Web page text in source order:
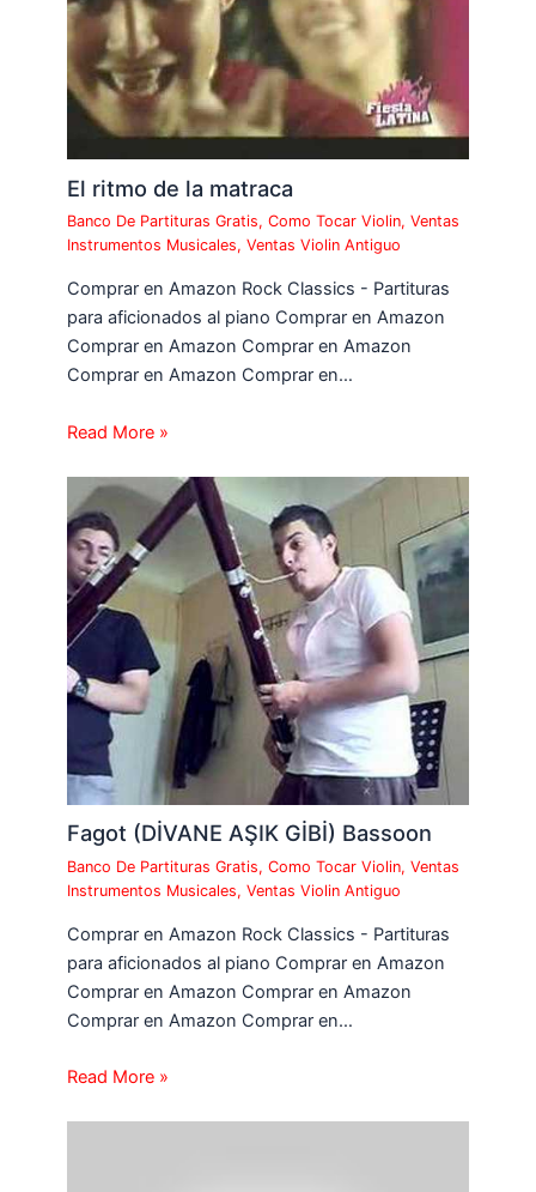
El ritmo de la matraca
Banco De Partituras Gratis,Como Tocar Violin,Ventas
Instrumentos Musicales,Ventas Violin Antiguo
Comprar en Amazon Rock Classics - Partituras
para aficionados al piano Comprar en Amazon
Comprar en Amazon Comprar en Amazon
Comprar en Amazon Comprar en…
Read More »
Fagot (DİVANE AŞIK GİBİ) Bassoon
Banco De Partituras Gratis,Como Tocar Violin,Ventas
Instrumentos Musicales,Ventas Violin Antiguo
Comprar en Amazon Rock Classics - Partituras
para aficionados al piano Comprar en Amazon
Comprar en Amazon Comprar en Amazon
Comprar en Amazon Comprar en…
Read More »